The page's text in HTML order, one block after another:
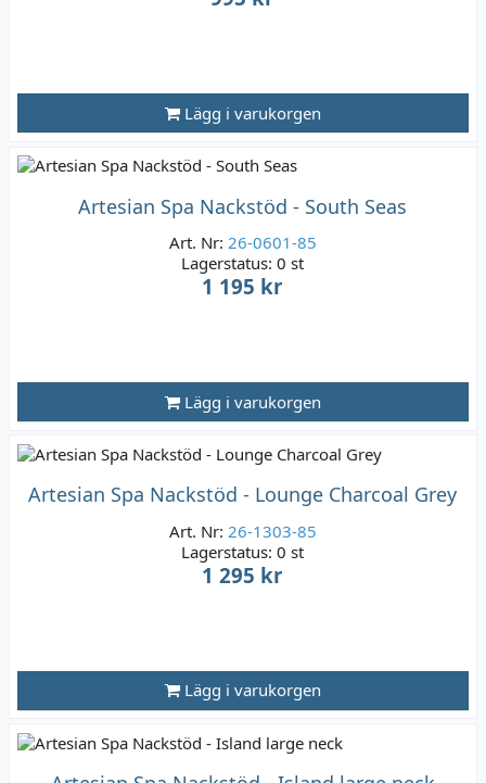
Lägg i varukorgen
Artesian Spa Nackstöd - South Seas
Art. Nr: 26-0601-85
Lagerstatus:0 st
1 195 kr
Lägg i varukorgen
Artesian Spa Nackstöd - Lounge Charcoal Grey
Art. Nr: 26-1303-85
Lagerstatus:0 st
1 295 kr
Lägg i varukorgen